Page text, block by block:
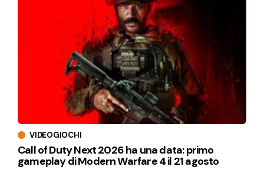
VIDEOGIOCHI
Call of Duty Next 2026 ha una data: primo
gameplay di Modern Warfare 4 il 21 agosto